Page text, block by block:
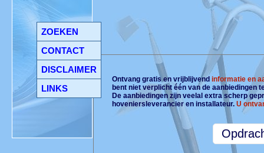
ZOEKEN
CONTACT
DISCLAIMER
LINKS
Ontvang gratis en vrijblijvendinformatie en
bent niet verplicht één van de aanbiedingen
De aanbiedingen zijn veelal extra scherp
hoveniersleverancier en installateur.U